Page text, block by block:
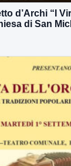
d’Archi “I
di San